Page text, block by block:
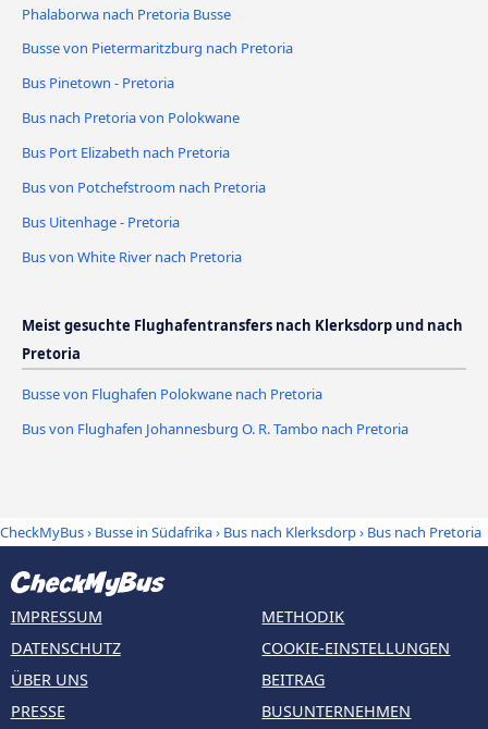
Phalaborwa nach Pretoria Busse
Busse von Pietermaritzburg nach Pretoria
Bus Pinetown - Pretoria
Bus nach Pretoria von Polokwane
Bus Port Elizabeth nach Pretoria
Bus von Potchefstroom nach Pretoria
Bus Uitenhage - Pretoria
Bus von White River nach Pretoria
Meist gesuchte Flughafentransfers nach Klerksdorp und nach
Pretoria
Busse von Flughafen Polokwane nach Pretoria
Bus von Flughafen Johannesburg O. R. Tambo nach Pretoria
CheckMyBus› Busse in Südafrika› Bus nach Klerksdorp› Bus nach Pretoria
IMPRESSUM
DATENSCHUTZ
ÜBER UNS
PRESSE
METHODIK
COOKIE-EINSTELLUNGEN
BEITRAG
BUSUNTERNEHMEN